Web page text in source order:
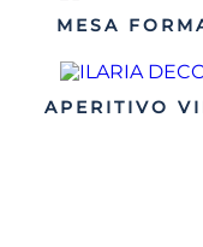
MESA
APERITIVO